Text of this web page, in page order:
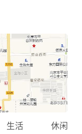
生活 休闲